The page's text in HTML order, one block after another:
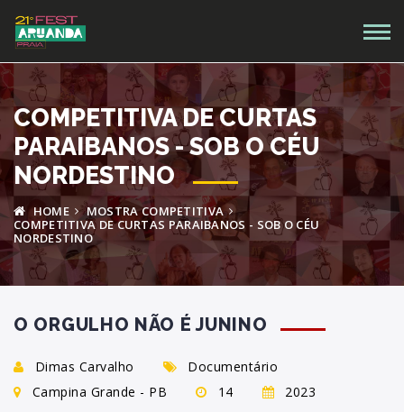
COMPETITIVA DE CURTAS
PARAIBANOS - SOB O CÉU
NORDESTINO
HOME
MOSTRA COMPETITIVA
COMPETITIVA DE CURTAS PARAIBANOS - SOB O CÉU
NORDESTINO
O ORGULHO NÃO É JUNINO
Dimas Carvalho
Documentário
Campina Grande - PB
14 2023